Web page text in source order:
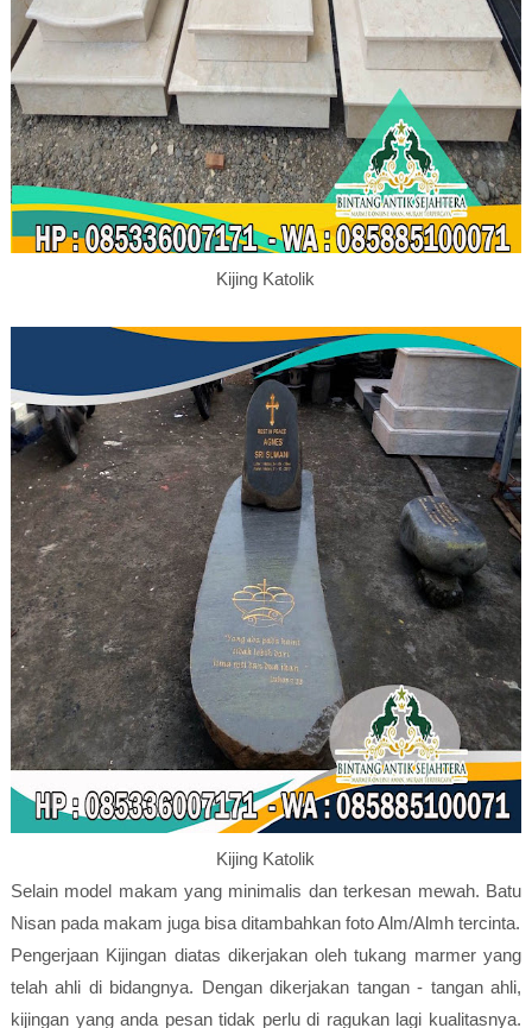
Kijing Katolik
Kijing Katolik
Selain model makam yang minimalis dan terkesan mewah. Batu
Nisan pada makam juga bisa ditambahkan foto Alm/Almh tercinta.
Pengerjaan Kijingan diatas dikerjakan oleh tukang marmer yang
telah ahli di bidangnya. Dengan dikerjakan tangan - tangan ahli,
kijingan yang anda pesan tidak perlu di ragukan lagi kualitasnya.